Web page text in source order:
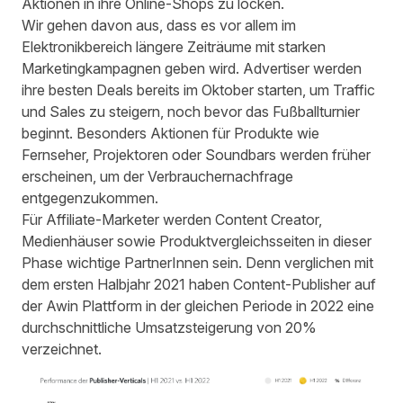
Aktionen in ihre Online-Shops zu locken.
Wir gehen davon aus, dass es vor allem im
Elektronikbereich längere Zeiträume mit starken
Marketingkampagnen geben wird. Advertiser werden
ihre besten Deals bereits im Oktober starten, um Traffic
und Sales zu steigern, noch bevor das Fußballturnier
beginnt. Besonders Aktionen für Produkte wie
Fernseher, Projektoren oder Soundbars werden früher
erscheinen, um der Verbrauchernachfrage
entgegenzukommen.
Für Affiliate-Marketer werden Content Creator,
Medienhäuser sowie Produktvergleichsseiten in dieser
Phase wichtige PartnerInnen sein. Denn verglichen mit
dem ersten Halbjahr 2021 haben Content-Publisher auf
der Awin Plattform in der gleichen Periode in 2022 eine
durchschnittliche Umsatzsteigerung von 20%
verzeichnet.